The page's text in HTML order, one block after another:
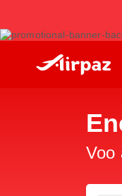
Voo